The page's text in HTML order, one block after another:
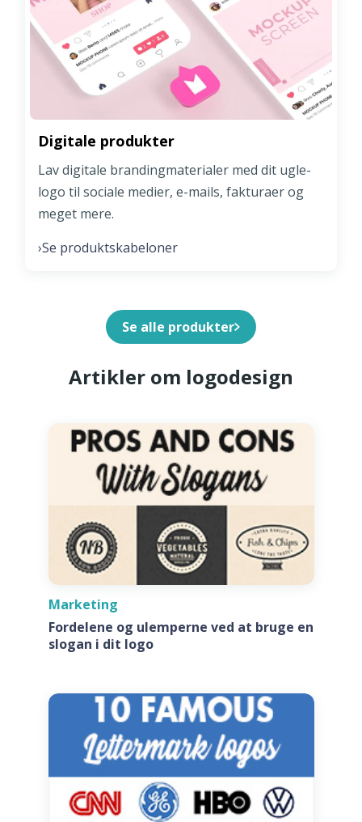
Digitale produkter
Lav digitale brandingmaterialer med dit ugle-
logo til sociale medier, e-mails, fakturaer og
meget mere.
›Se produktskabeloner
Se alle produkter
Artikler om logodesign
Marketing
Fordelene og ulemperne ved at bruge en
slogan i dit logo